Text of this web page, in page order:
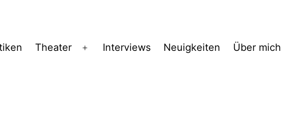
Theater
Menü
Interviews Neuigkeiten Über mich